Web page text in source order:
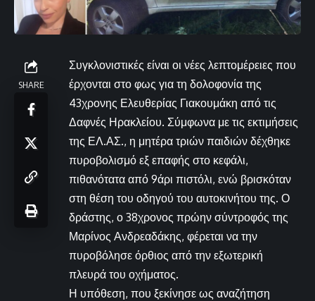
SHARE
Συγκλονιστικές είναι οι νέες λεπτομέρειες που
έρχονται στο φως για τη δολοφονία της
43χρονης Ελευθερίας Γιακουμάκη από τις
Δαφνές Ηρακλείου. Σύμφωνα με τις εκτιμήσεις
της ΕΛ.ΑΣ., η μητέρα τριών παιδιών δέχθηκε
πυροβολισμό εξ επαφής στο κεφάλι,
πιθανότατα από 9άρι πιστόλι, ενώ βρισκόταν
στη θέση του οδηγού του αυτοκινήτου της. Ο
δράστης, ο 38χρονος πρώην σύντροφός της
Μαρίνος Ανδρεαδάκης, φέρεται να την
πυροβόλησε όρθιος από την εξωτερική
πλευρά του οχήματος.
Η υπόθεση, που ξεκίνησε ως αναζήτηση